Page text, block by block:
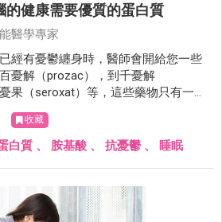
的健康需要優質的蛋白質
醫學專家
經有憂鬱纏身時，醫師會開給您一些
憂解（prozac），到千憂解
果（seroxat）等，這些藥物只有一個
血清素，來幫助您有好心情。
收藏
白質 、 胺基酸 、 抗憂鬱 、 睡眠